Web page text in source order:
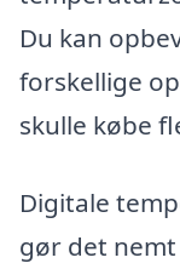
Du kan
forskellige
skulle købe
Digitale
gør det